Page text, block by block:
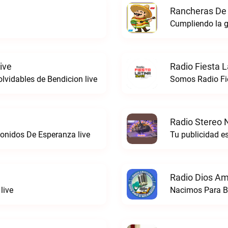
Rancheras
Cumpliendo la
de Bendicion live
Radio Fiesta
De Esperanza live
Radio Stereo
Tu publicidad
Radio Dios